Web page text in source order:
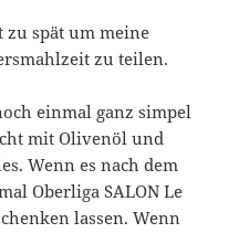
spät um meine
zu teilen.
einmal ganz simpel
mit Olivenöl und
Wenn es nach dem
Oberliga SALON Le
lassen. Wenn